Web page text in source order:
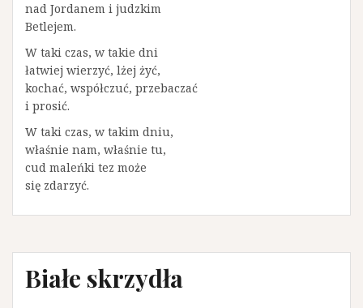
nad Jordanem i judzkim
Betlejem.
W taki czas, w takie dni
łatwiej wierzyć, lżej żyć,
kochać, współczuć, przebaczać
i prosić.
W taki czas, w takim dniu,
właśnie nam, właśnie tu,
cud maleńki tez może
się zdarzyć.
Białe skrzydła